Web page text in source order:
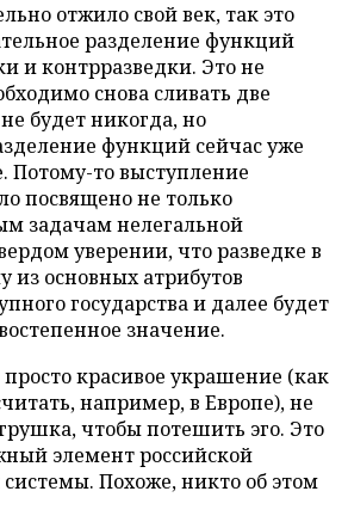
отжило свой век, так это
разделение функций
и контрразведки. Это не
снова сливать две
будет никогда, но
функций сейчас уже
Потому-то выступление
посвящено не только
задачам нелегальной
уверении, что разведке в
из основных атрибутов
государства и далее будет
значение.
просто красивое украшение (как
например, в Европе), не
чтобы потешить эго. Это
элемент российской
системы. Похоже, никто об этом